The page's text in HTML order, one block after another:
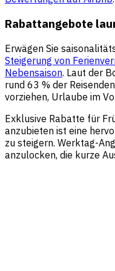
Rabattangebote
Erwägen Sie
Steigerung von
Nebensaison. Laut der
rund 63 % der
vorziehen, Urlaube im
Exklusive Rabatte für
anzubieten ist eine
zu steigern. Werktag-
anzulocken, die kurze